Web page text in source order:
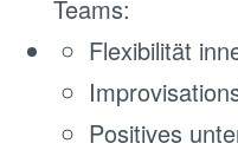
Teams:
Flexibilität
Positives